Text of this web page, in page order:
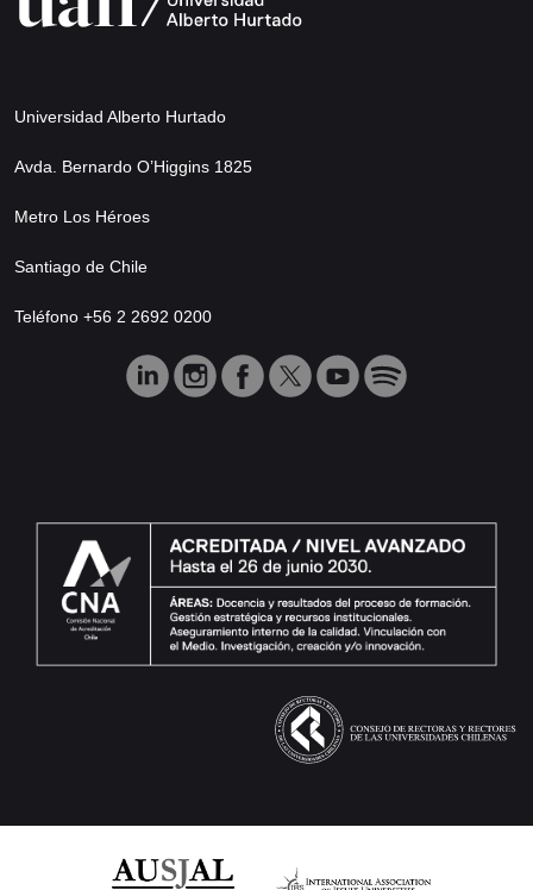
Universidad Alberto Hurtado
Avda. Bernardo O’Higgins 1825
Metro Los Héroes
Santiago de Chile
Teléfono +56 2 2692 0200